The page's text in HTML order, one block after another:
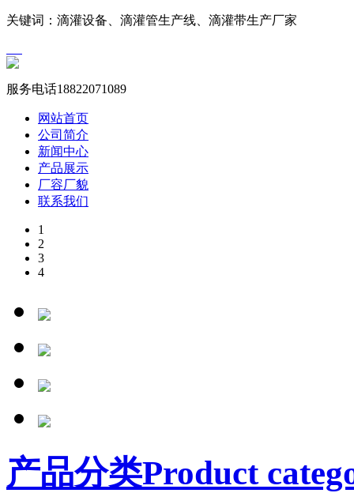
关键词：滴灌设备、滴灌管生产线、滴灌带生产厂家
服务电话18822071089
网站首页
公司简介
新闻中心
产品展示
厂容厂貌
联系我们
1
2
3
4
产品分类Product